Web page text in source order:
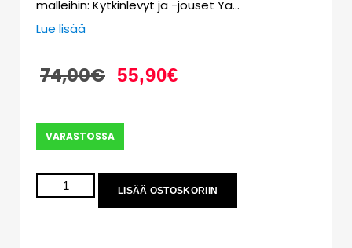
malleihin: Kytkinlevyt ja -jouset Ya…
Lue lisää
74,00€ 55,90€
VARASTOSSA
LISÄÄ OSTOSKORIIN